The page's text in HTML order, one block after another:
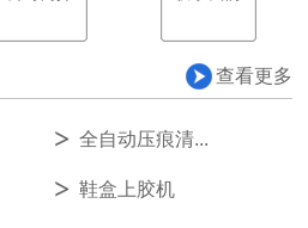
查看更多
全自动压痕清...
鞋盒上胶机